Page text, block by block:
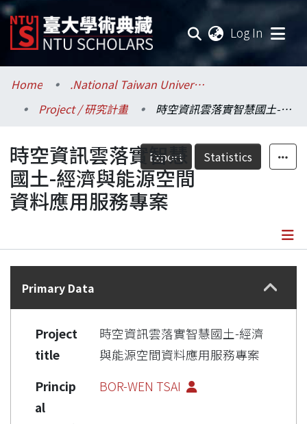
Log In
Communities & Collections
Research Outputs
Fundings & Projects
Researchers
Statistics
Home
.National Taiwan University / 國立臺灣大學
Project / 研究計畫
時空資訊雲落實智慧國土-經濟與能源空間資料應用服務專案
Export Statistics
時空資訊雲落實智慧
國土-經濟與能源空間
資料應用服務專案
Details
Primary Data
Project
title
時空資訊雲落實智慧國土-經濟
與能源空間資料應用服務專案
Princip
al
BOR-WEN TSAI